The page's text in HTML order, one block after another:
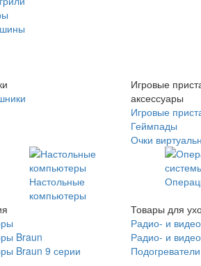
Игровые
аксессуары
Игровые
Геймпады
Очки
Настольные
компьютеры
Braun
Braun 9 серии
Товары для
Радио- и
Радио- и